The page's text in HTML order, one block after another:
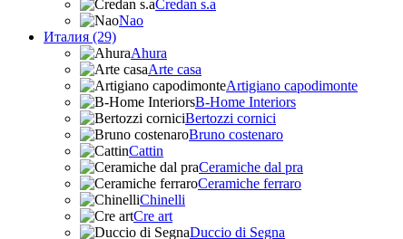
Credan s.a
Nao
Италия (29)
Ahura
Arte casa
Artigiano capodimonte
B-Home Interiors
Bertozzi cornici
Bruno costenaro
Cattin
Ceramiche dal pra
Ceramiche ferraro
Chinelli
Cre art
Duccio di Segna